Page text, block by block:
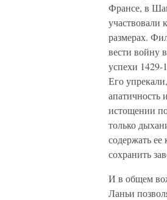
Франсе, в
участвовали
размерах.
вести войну
успехи 1429-
Его
апатичность
истощении
только
содержать
сохранить
И в общем
Ланьи